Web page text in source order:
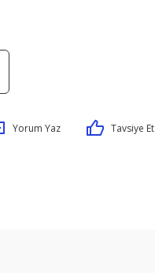
Yorum Yaz Tavsiye Et